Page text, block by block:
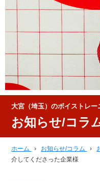
大宮（埼玉）のボイストレ
お知らせ/コラ
ホーム › お知らせ/コラム ›
介してくださった企業様